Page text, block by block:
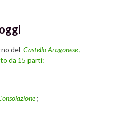
del Castello Aragonese ,
da 15 parti:
;